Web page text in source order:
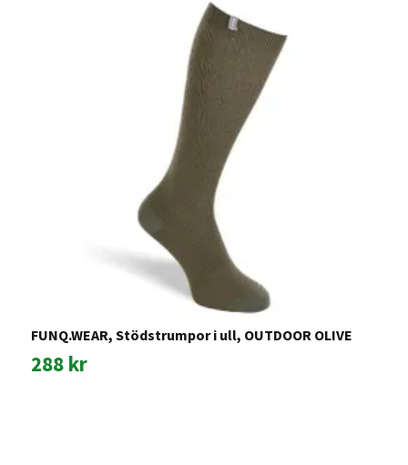
FUNQ.WEAR, Stödstrumpor i ull, OUTDOOR OLIVE
288 kr